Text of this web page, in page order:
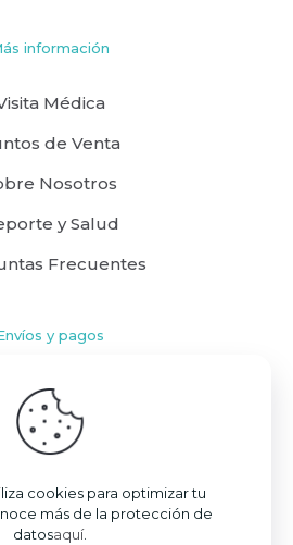
información
Médica
de Venta
Nosotros
y Salud
Frecuentes
y pagos
comprar
de Envío
cookies para optimizar tu
más de la protección de
datosaquí.